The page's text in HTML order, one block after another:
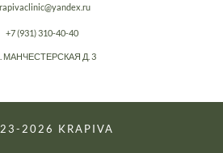
+7 (931) 310-40-40
МАНЧЕСТЕРСКАЯ Д. 3
2026 KRAPIVA